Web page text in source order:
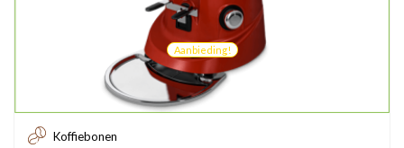
Aanbieding!
Koffiebonen